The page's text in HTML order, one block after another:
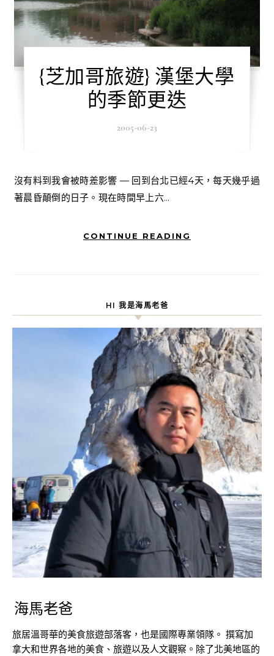
{芝加哥旅遊} 漢堡大學
的季節更迭
2005-06-23
沒有料到我會被時差影響 — 回到台北已經4天，每天幾乎過
著晨昏顛倒的日子。現在時間早上六...
CONTINUE READING
HI 我是海馬老爸
海馬老爸
旅居溫哥華的美食旅遊部落客，也是國際專業領隊。 撰寫加
拿大和世界各地的美食、旅遊以及人文觀察。除了北美地區的